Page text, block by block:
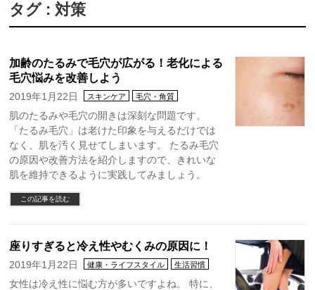
タグ : 対策
加齢のたるみで毛穴が広がる！老化による
毛穴悩みを改善しよう
2019年1月22日 スキンケア 毛穴・角質
肌のたるみや毛穴の開きは深刻な問題です。
「たるみ毛穴」は老けた印象を与えるだけでは
なく、肌を汚く見せてしまいます。 たるみ毛穴
の原因や改善方法を紹介しますので、きれいな
肌を維持できるように実践してみましょう。
この記事を読む
座りすぎると冷え性やむくみの原因に！
2019年1月22日 健康・ライフスタイル 生活習慣
女性は冷え性に悩む方が多いですよね。 特に、